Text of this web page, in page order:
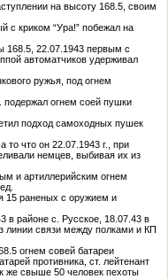
на высоту 168.5, своим
с криком “Ура!” побежал на
168.5, 22.07.1943 первым с
автоматчиков удерживал
ружья, под огнем
подержал огнем соей пушки
подход самоходных пушек
что он 22.07.1943 г., при
немцев, выбивая их из
и артиллерийским огнем
15 раненых с оружием и
в районе с. Русское, 18.07.43 в
линии связи между полками и КП
огнем совей батареи
противника, ст. лейтенант
же свыше 50 человек пехоты